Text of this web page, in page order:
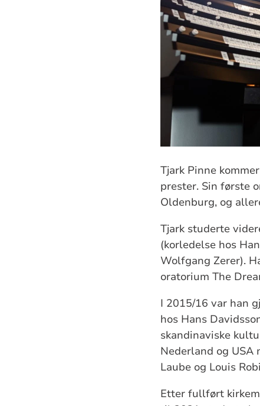
Tjark Pinne
prester. Sin første
Oldenburg, og
Tjark studerte
(korledelse hos
Wolfgang Zerer).
oratorium The
I 2015/16 var han
hos Hans
skandinaviske
Nederland og USA
Laube og Louis
Etter fullført